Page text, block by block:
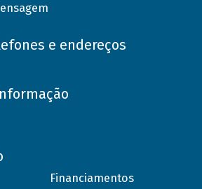
e endereços
Financiamentos